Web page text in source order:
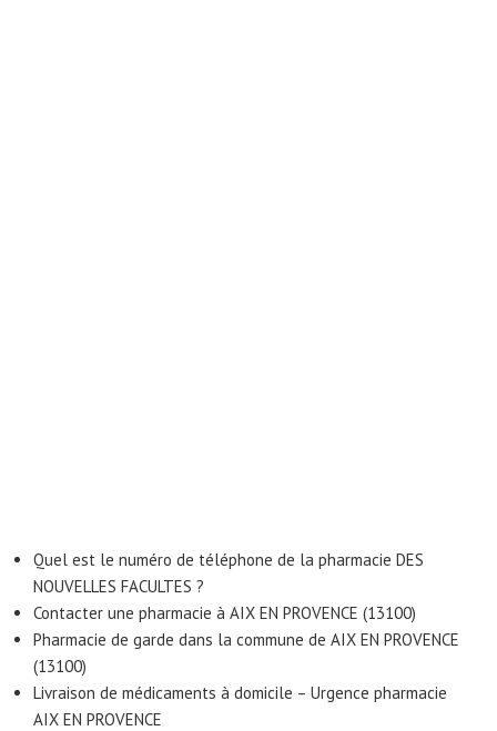
Quel est le numéro de téléphone de la pharmacie DES
NOUVELLES FACULTES ?
Contacter une pharmacie à AIX EN PROVENCE (13100)
Pharmacie de garde dans la commune de AIX EN PROVENCE
(13100)
Livraison de médicaments à domicile – Urgence pharmacie
AIX EN PROVENCE